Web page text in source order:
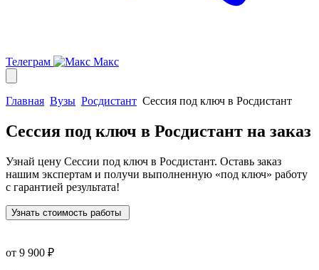
Телеграм Макс
Главная Вузы Росдистант Сессия под ключ в Росдистант
Сессия под ключ в Росдистант на заказ
Узнай цену Сессии под ключ в Росдистант. Оставь заказ
нашим экспертам и получи выполненную «под ключ» работу
с гарантией результата!
Узнать стоимость работы
от 9 900 ₽